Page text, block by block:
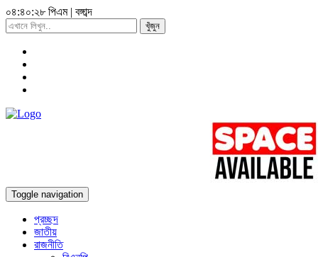
০৪:৪০:৩০ পিএম| বঙ্গাব্দ
খুঁজুন
Toggle navigation
প্রচ্ছদ
জাতীয়
রাজনীতি